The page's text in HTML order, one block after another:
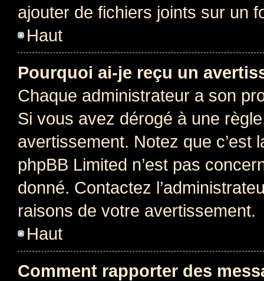
ajouter de fichiers joints sur un
Haut
Pourquoi ai-je reçu un
Chaque administrateur a son
Si vous avez dérogé à une
avertissement. Notez que c’est
phpBB Limited n’est pas
donné. Contactez
raisons de votre avertissement.
Haut
Comment rapporter des